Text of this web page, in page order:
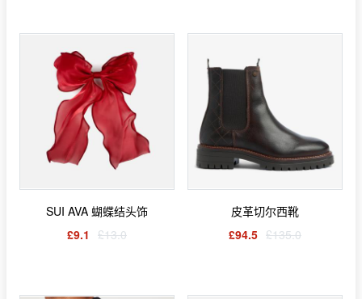
SUI AVA 蝴蝶结头饰
£9.1 £13.0
皮革切尔西靴
£94.5 £135.0